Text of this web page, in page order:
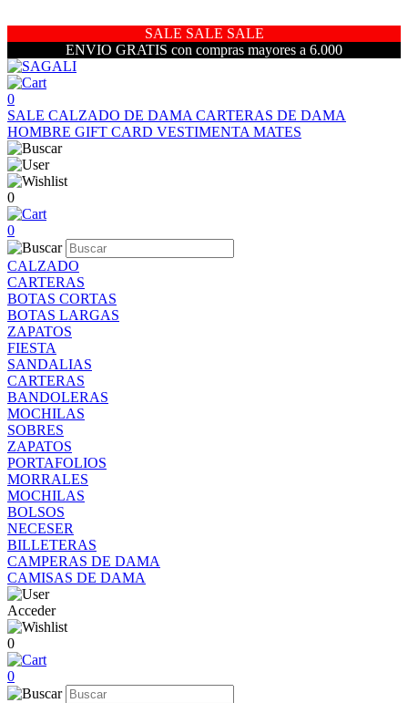
SALE SALE SALE
ENVIO GRATIS con compras mayores a 6.000
0
SALE CALZADO DE DAMA CARTERAS DE DAMA
HOMBRE GIFT CARD VESTIMENTA MATES
0
0
CALZADO
CARTERAS
BOTAS CORTAS
BOTAS LARGAS
ZAPATOS
FIESTA
SANDALIAS
CARTERAS
BANDOLERAS
MOCHILAS
SOBRES
ZAPATOS
PORTAFOLIOS
MORRALES
MOCHILAS
BOLSOS
NECESER
BILLETERAS
CAMPERAS DE DAMA
CAMISAS DE DAMA
Acceder
0
0